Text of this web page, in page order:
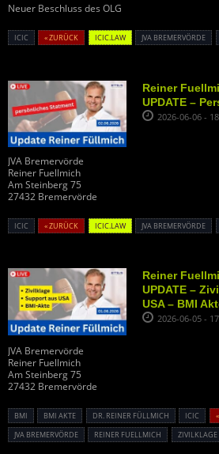
Neuer Beschluss des OLG
ICIC « ZURÜCK ICIC.LAW JVA BREMERVÖRDE
Reiner
UPDATE –
2026-06-06 -
JVA Bremervörde
Reiner Fuellmich
Am Steinberg 75
27432 Bremervörde
ICIC « ZURÜCK ICIC.LAW JVA BREMERVÖRDE
Reiner
UPDATE –
USA – BMI
2026-06-05 -
JVA Bremervörde
Reiner Fuellmich
Am Steinberg 75
27432 Bremervörde
BMI BMI AKTE DR. REINER FÜLLMICH ICIC
JVA BREMERVÖRDE
REINER FUELLMICH ZIVILKLAGE